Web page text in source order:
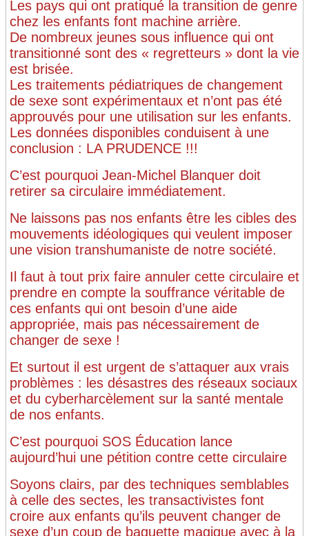
Les pays qui ont pratiqué la transition de genre
chez les enfants font machine arrière.
De nombreux jeunes sous influence qui ont
transitionné sont des « regretteurs » dont la vie
est brisée.
Les traitements pédiatriques de changement
de sexe sont expérimentaux et n’ont pas été
approuvés pour une utilisation sur les enfants.
Les données disponibles conduisent à une
conclusion : LA PRUDENCE !!!
C’est pourquoi Jean-Michel Blanquer doit
retirer sa circulaire immédiatement.
Ne laissons pas nos enfants être les cibles des
mouvements idéologiques qui veulent imposer
une vision transhumaniste de notre société.
Il faut à tout prix faire annuler cette circulaire et
prendre en compte la souffrance véritable de
ces enfants qui ont besoin d’une aide
appropriée, mais pas nécessairement de
changer de sexe !
Et surtout il est urgent de s’attaquer aux vrais
problèmes : les désastres des réseaux sociaux
et du cyberharcèlement sur la santé mentale
de nos enfants.
C’est pourquoi SOS Éducation lance
aujourd’hui une pétition contre cette circulaire
Soyons clairs, par des techniques semblables
à celle des sectes, les transactivistes font
croire aux enfants qu’ils peuvent changer de
sexe d’un coup de baguette magique avec à la